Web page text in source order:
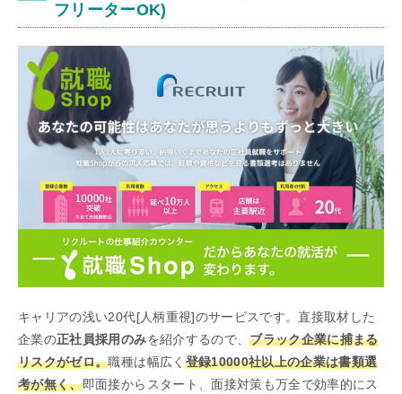
フリーターOK)
キャリアの浅い20代[人柄重視]のサービスです。直接取材した
企業の正社員採用のみを紹介するので、ブラック企業に捕まる
リスクがゼロ。職種は幅広く 登録10000社以上の企業は書類選
考が無く、即面接からスタート、面接対策も万全で効率的にス